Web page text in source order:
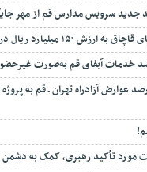
جدید سرویس مدارس قم از مهر
۷۰ درصد عوارض آزادراه تهران ـ قم به
مورد تأکید رهبری، کمک به